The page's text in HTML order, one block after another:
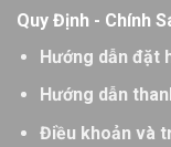
Quy Định - Chính
Hướng dẫn đặt
Hướng dẫn
Điều khoản và